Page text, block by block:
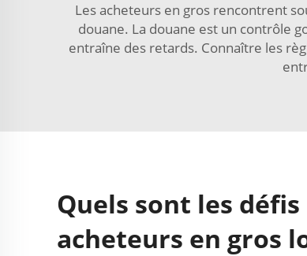
Les acheteurs en gros rencontrent
douane. La douane est un contrôle
entraîne des retards. Connaître les
Quels sont les
acheteurs en gros